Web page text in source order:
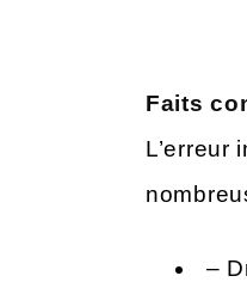
Faits
L’erreur
–